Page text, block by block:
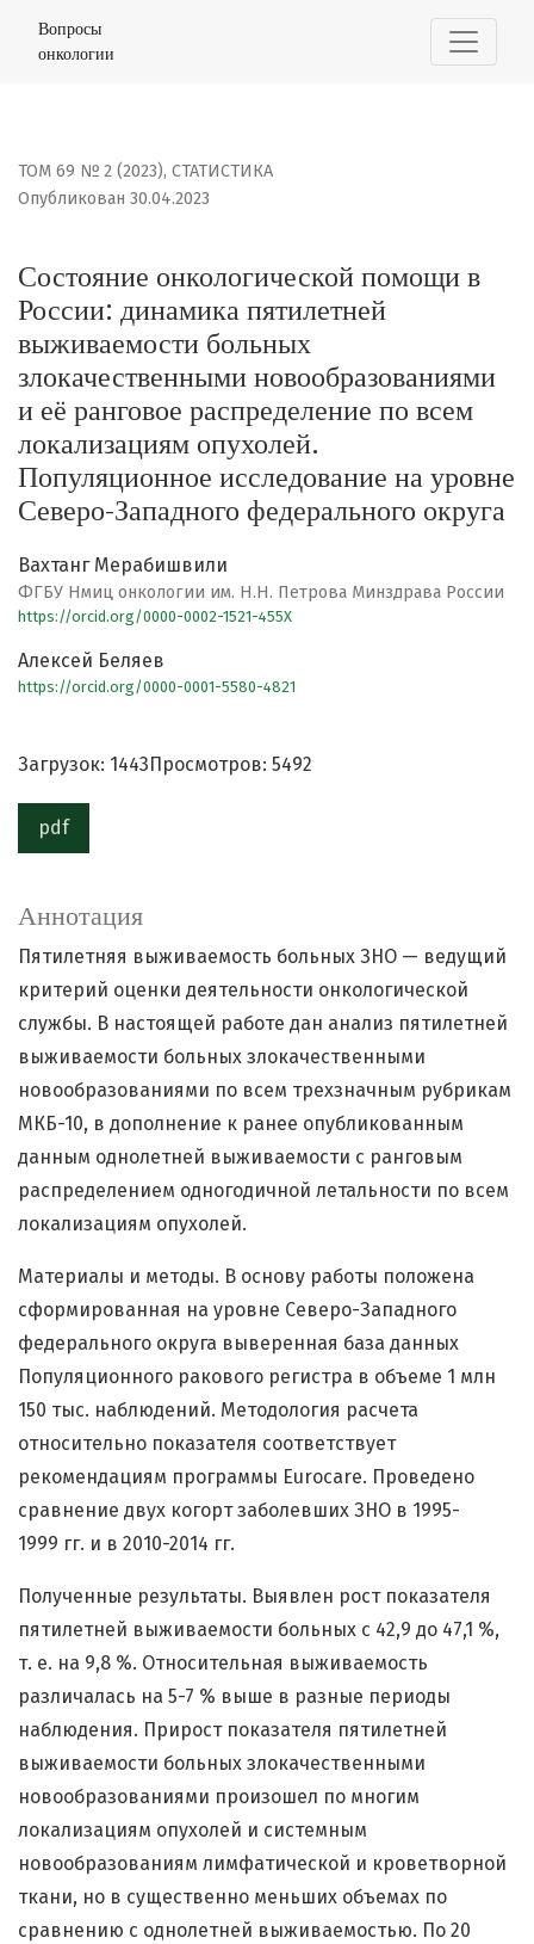
Состояние онкологической помощи в России:
Вопросы
онкологии
ТОМ 69 № 2 (2023), СТАТИСТИКА
Состояние онкологической помощи в
России: динамика пятилетней
выживаемости больных
злокачественными новообразованиями
и её ранговое распределение по всем
локализациям опухолей.
Популяционное исследование на уровне
Северо-Западного федерального округа
Опубликован 30.04.2023
Вахтанг Мерабишвили
ФГБУ Нмиц онкологии им. Н.Н. Петрова Минздрава России
https://orcid.org/0000-0002-1521-455X
Алексей Беляев
https://orcid.org/0000-0001-5580-4821
Загрузок: 1443 Просмотров: 5492
pdf
Аннотация
Пятилетняя выживаемость больных ЗНО — ведущий
критерий оценки деятельности онкологической
службы. В настоящей работе дан анализ пятилетней
выживаемости больных злокачественными
новообразованиями по всем трехзначным рубрикам
МКБ-10, в дополнение к ранее опубликованным
данным однолетней выживаемости с ранговым
распределением одногодичной летальности по всем
локализациям опухолей.
Материалы и методы. В основу работы положена
сформированная на уровне Северо-Западного
федерального округа выверенная база данных
Популяционного ракового регистра в объеме 1 млн
150 тыс. наблюдений. Методология расчета
относительно показателя соответствует
рекомендациям программы Eurocare. Проведено
сравнение двух когорт заболевших ЗНО в 1995-
1999 гг. и в 2010-2014 гг.
Полученные результаты. Выявлен рост показателя
пятилетней выживаемости больных с 42,9 до 47,1 %,
т. е. на 9,8 %. Относительная выживаемость
различалась на 5-7 % выше в разные периоды
наблюдения. Прирост показателя пятилетней
выживаемости больных злокачественными
новообразованиями произошел по многим
локализациям опухолей и системным
новообразованиям лимфатической и кроветворной
ткани, но в существенно меньших объемах по
сравнению с однолетней выживаемостью. По 20